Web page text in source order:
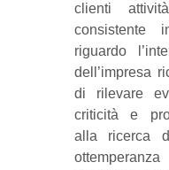
clienti
consistente
riguardo
dell’impresa
di rilevare
criticità e
alla ricerca